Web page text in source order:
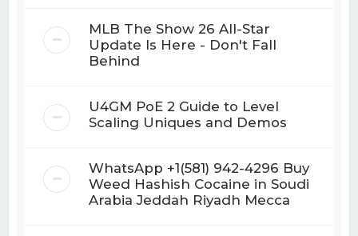
MLB The Show 26 All-Star
Update Is Here - Don't Fall
Behind
U4GM PoE 2 Guide to Level
Scaling Uniques and Demos
WhatsApp +1(581) 942-4296 Buy
Weed Hashish Cocaine in Soudi
Arabia Jeddah Riyadh Mecca